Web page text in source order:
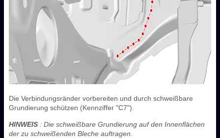
Die Verbindungsränder vorbereiten und durch schweißbare
Grundierung schützen (Kennziffer "C7").
HINWEIS : Die schweißbare Grundierung auf den Innenflächen
der zu schweißenden Bleche auftragen.